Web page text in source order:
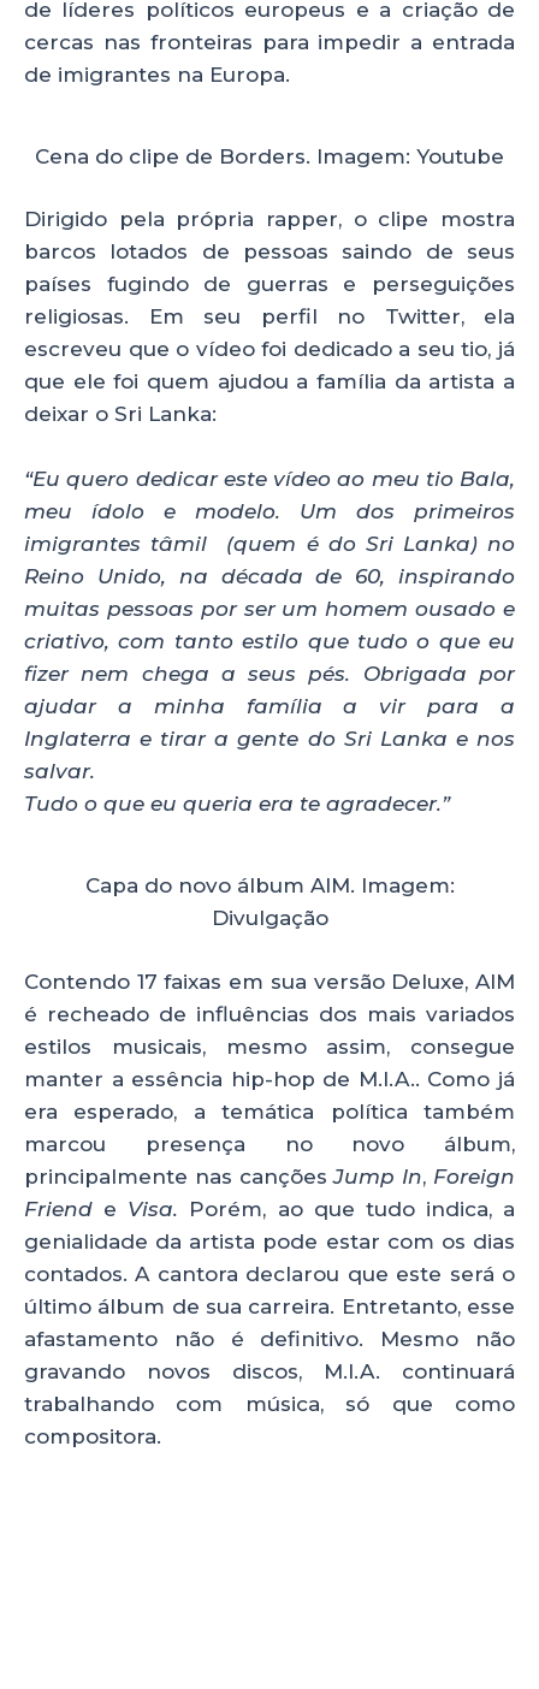
de líderes políticos europeus e a criação de
cercas nas fronteiras para impedir a entrada
de imigrantes na Europa.
Cena do clipe de Borders. Imagem: Youtube
Dirigido pela própria rapper, o clipe mostra
barcos lotados de pessoas saindo de seus
países fugindo de guerras e perseguições
religiosas. Em seu perfil no Twitter, ela
escreveu que o vídeo foi dedicado a seu tio, já
que ele foi quem ajudou a família da artista a
deixar o Sri Lanka:
“Eu quero dedicar este vídeo ao meu tio Bala,
meu ídolo e modelo. Um dos primeiros
imigrantes tâmil (quem é do Sri Lanka) no
Reino Unido, na década de 60, inspirando
muitas pessoas por ser um homem ousado e
criativo, com tanto estilo que tudo o que eu
fizer nem chega a seus pés. Obrigada por
ajudar a minha família a vir para a
Inglaterra e tirar a gente do Sri Lanka e nos
salvar.
Tudo o que eu queria era te agradecer.”
Capa do novo álbum AIM. Imagem:
Divulgação
Contendo 17 faixas em sua versão Deluxe, AIM
é recheado de influências dos mais variados
estilos musicais, mesmo assim, consegue
manter a essência hip-hop de M.I.A.. Como já
era esperado, a temática política também
marcou presença no novo álbum,
principalmente nas cançõesJump In, Foreign
Friend e Visa. Porém, ao que tudo indica, a
genialidade da artista pode estar com os dias
contados. A cantora declarou que este será o
último álbum de sua carreira. Entretanto, esse
afastamento não é definitivo. Mesmo não
gravando novos discos, M.I.A. continuará
trabalhando com música, só que como
compositora.